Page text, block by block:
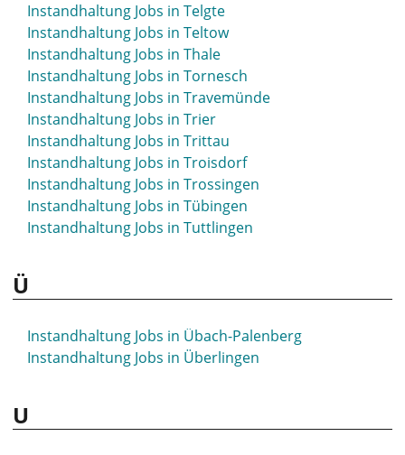
Instandhaltung Jobs in Siegburg
Instandhaltung Jobs in Siegen
Instandhaltung Jobs in Sigmaringen
Instandhaltung Jobs in Sindelfingen
Instandhaltung Jobs in Singen
Instandhaltung Jobs in Sinsheim
Instandhaltung Jobs in Soest
Instandhaltung Jobs in Solingen
Instandhaltung Jobs in Sömmerda
Instandhaltung Jobs in Sonneberg
Instandhaltung Jobs in Spaichingen
Instandhaltung Jobs in Spenge
Instandhaltung Jobs in Speyer
Instandhaltung Jobs in Stade
Instandhaltung Jobs in Stadthagen
Instandhaltung Jobs in Staßfurt
Instandhaltung Jobs in Steinfurt
Instandhaltung Jobs in Telgte
Instandhaltung Jobs in Teltow
Instandhaltung Jobs in Thale
Instandhaltung Jobs in Tornesch
Instandhaltung Jobs in Travemünde
Instandhaltung Jobs in Trier
Instandhaltung Jobs in Trittau
Instandhaltung Jobs in Troisdorf
Instandhaltung Jobs in Trossingen
Instandhaltung Jobs in Tübingen
Instandhaltung Jobs in Tuttlingen
Ü
Instandhaltung Jobs in Übach-Palenberg
Instandhaltung Jobs in Überlingen
U